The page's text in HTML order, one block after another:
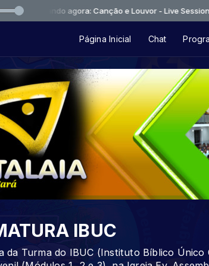
Tocando agora: Canção e Louvor - Live Session
Página Inicial Chat
IBUC
da Turma do IBUC (Instituto Bíblico Único